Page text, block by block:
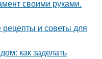
своими руками.
и советы для
как заделать